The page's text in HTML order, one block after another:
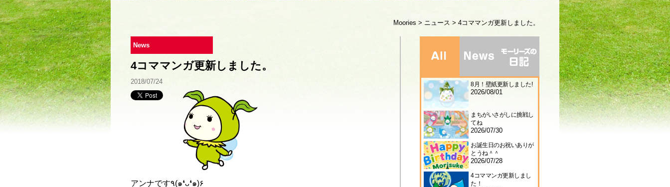
Moories > ニュース > 4コママンガ更新しました。
News
4コママンガ更新しました。
2018/07/24
アンナです٩(๑❛ᴗ❛๑)۶
8月！壁紙更新しました!
2026/08/01
まちがいさがしに挑戦し
てね
2026/07/30
お誕生日のお祝いありが
とうね＾＾
2026/07/28
4コママンガ更新しまし
た！